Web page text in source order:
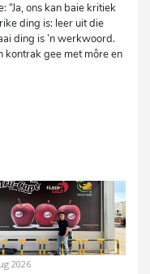
“Ja, ons kan baie kritiek
ding is: leer uit die
ding is ’n werkwoord.
kontrak gee met môre en
2026